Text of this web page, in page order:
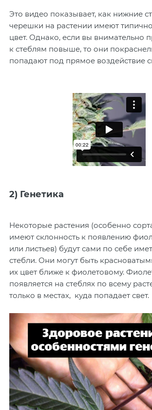
Это видео показывает, как нижние
черешки на растении имеют
цвет. Однако, если вы внимательно
к стеблям повыше, то они
попадают под прямое воздействие
2) Генетика
Некоторые растения (особенно
имеют склонность к появлению
или листьев) будут сами по себе
стебли. Они могут быть
их цвет ближе к фиолетовому.
появляется на стеблях по всему
только в местах, куда попадает свет.